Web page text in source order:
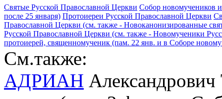
Святые Русской Православной Церкви Собор новомучеников
после 25 января) Протоиереи Русской Православной Церкви
Православной Церкви (см. также - Новоканонизированные
Русской Православной Церкви (см. также - Новомученики
протоиерей, священномученик (пам. 22 янв. и в Соборе
См.также:
АДРИАН